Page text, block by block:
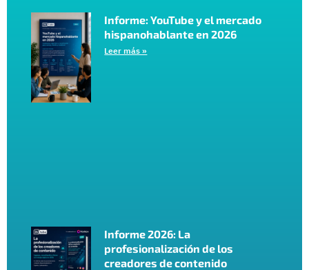
Informe: YouTube y el mercado
hispanohablante en 2026
Leer más »
Informe 2026: La
profesionalización de los
creadores de contenido